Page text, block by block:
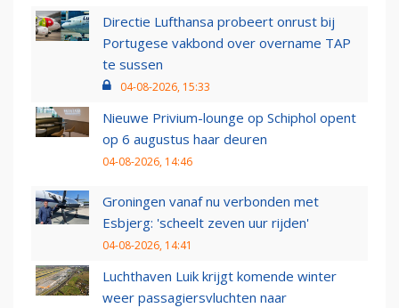
Directie Lufthansa probeert onrust bij
Portugese vakbond over overname TAP
te sussen
04-08-2026, 15:33
Nieuwe Privium-lounge op Schiphol opent
op 6 augustus haar deuren
04-08-2026, 14:46
Groningen vanaf nu verbonden met
Esbjerg: 'scheelt zeven uur rijden'
04-08-2026, 14:41
Luchthaven Luik krijgt komende winter
weer passagiersvluchten naar